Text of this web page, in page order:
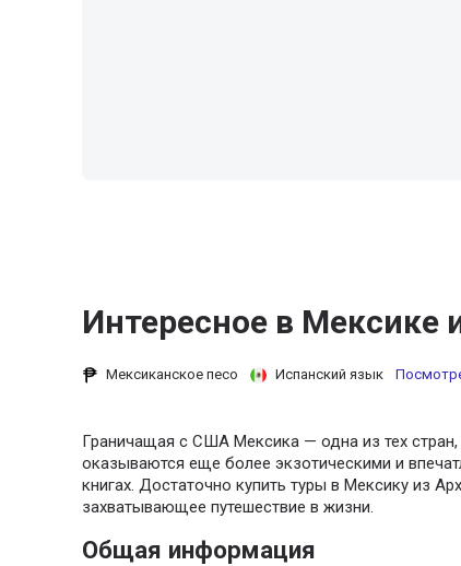
Интересное в Мексике
Мексиканское песо Испанский язык
Граничащая с США Мексика — одна из тех стран,
оказываются еще более экзотическими и
книгах. Достаточно купить туры в Мексику из
захватывающее путешествие в жизни.
Общая информация